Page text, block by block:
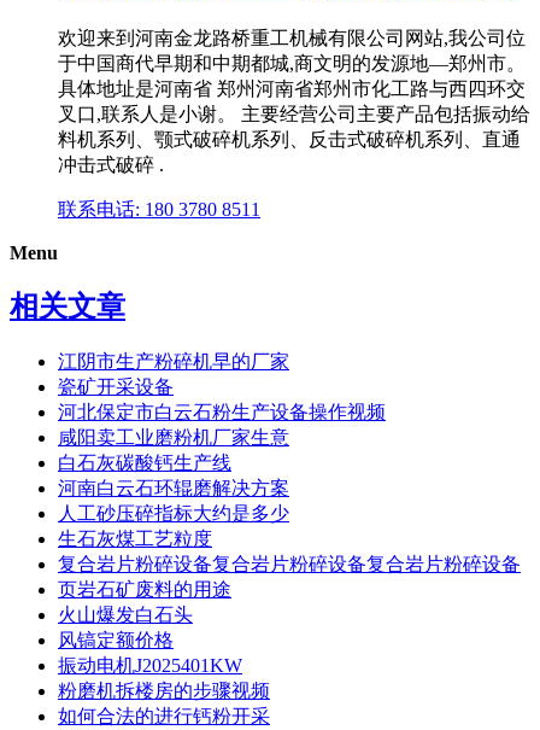
欢迎来到河南金龙路桥重工机械有限公司网站,我公司位
于中国商代早期和中期都城,商文明的发源地—郑州市。
具体地址是河南省 郑州河南省郑州市化工路与西四环交
叉口,联系人是小谢。 主要经营公司主要产品包括振动给
料机系列、颚式破碎机系列、反击式破碎机系列、直通
冲击式破碎 .
联系电话: 180 3780 8511
Menu
相关文章
江阴市生产粉碎机早的厂家
瓷矿开采设备
河北保定市白云石粉生产设备操作视频
咸阳卖工业磨粉机厂家生意
白石灰碳酸钙生产线
河南白云石环辊磨解决方案
人工砂压碎指标大约是多少
生石灰煤工艺粒度
复合岩片粉碎设备复合岩片粉碎设备复合岩片粉碎设备
页岩石矿废料的用途
火山爆发白石头
风镐定额价格
振动电机J2025401KW
粉磨机拆楼房的步骤视频
如何合法的进行钙粉开采